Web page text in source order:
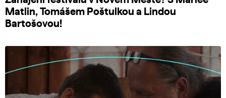
Matlin, Tomášem Poštulkou a Lindou
Bartošovou!